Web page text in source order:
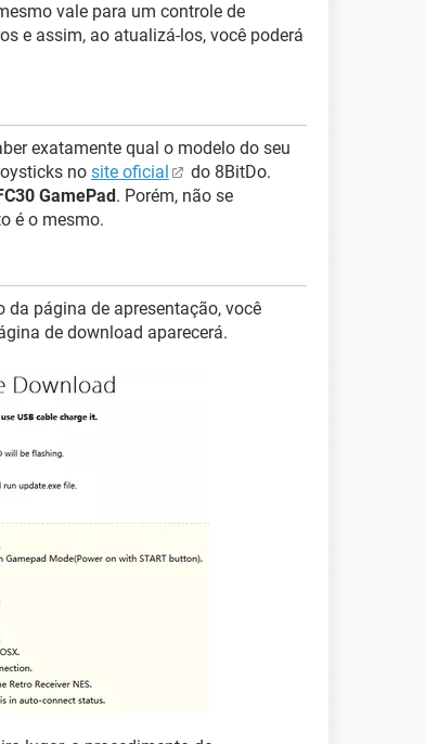
vale para um controle de
e assim, ao atualizá-los, você poderá
exatamente qual o modelo do seu
no site oficial
do 8BitDo.
GamePad. Porém, não se
é o mesmo.
da página de apresentação, você
de download aparecerá.